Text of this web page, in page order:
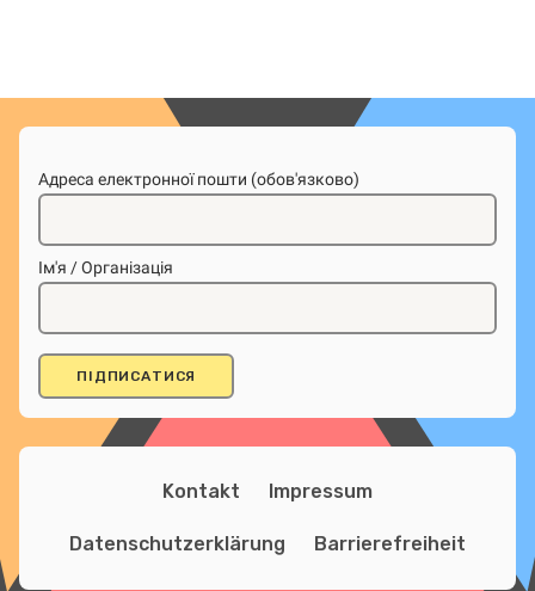
Адреса електронної пошти (обов'язково)
Ім'я / Організація
Kontakt Impressum
Datenschutzerklärung Barrierefreiheit